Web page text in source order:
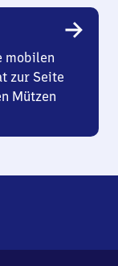
mobilen
zur Seite
Mützen